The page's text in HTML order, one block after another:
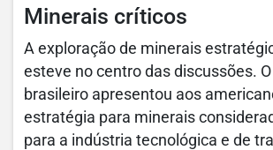
Minerais críticos
A exploração de minerais
esteve no centro das discussões.
brasileiro apresentou aos
estratégia para minerais
para a indústria tecnológica e de